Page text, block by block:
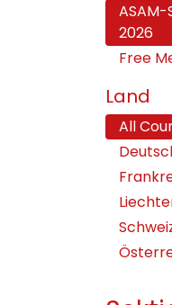
ASAM-
2026
Free
Land
All